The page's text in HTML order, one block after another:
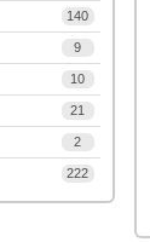
140
9
10
21
2
222